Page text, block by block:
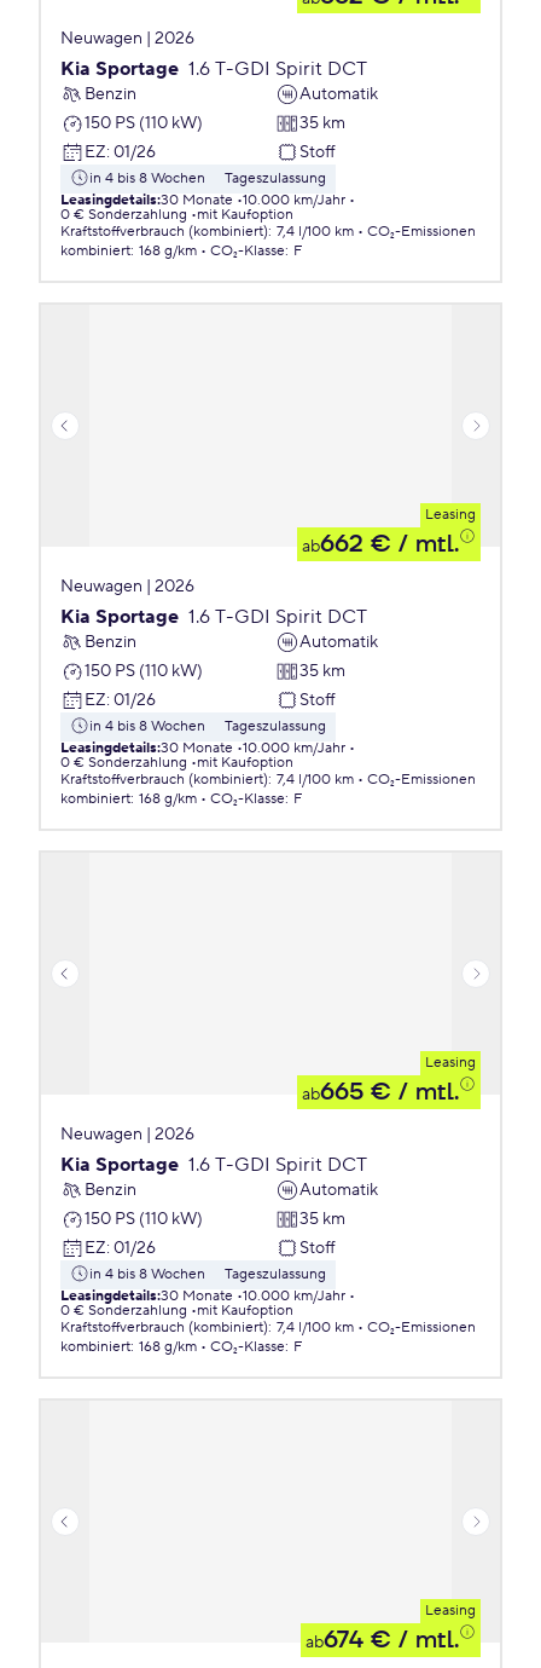
Neuwagen | 2026
Kia Sportage 1.6 T-GDI Spirit DCT
Benzin
Automatik
150 PS (110 kW)
35 km
EZ: 01/26 Stoff
in 4 bis 8 Wochen
Tageszulassung
Leasingdetails:30 Monate 10.000 km/Jahr
0 € Sonderzahlung
mit Kaufoption
Kraftstoffverbrauch (kombiniert): 7,4 l/100 km
CO₂-Emissionen
kombiniert: 168 g/km CO₂-Klasse: F
Leasing
ab662 € / mtl.
Neuwagen | 2026
Kia Sportage 1.6 T-GDI Spirit DCT
Benzin
Automatik
150 PS (110 kW)
35 km
EZ: 01/26 Stoff
in 4 bis 8 Wochen
Tageszulassung
Leasingdetails:30 Monate 10.000 km/Jahr
0 € Sonderzahlung
mit Kaufoption
Kraftstoffverbrauch (kombiniert): 7,4 l/100 km
CO₂-Emissionen
kombiniert: 168 g/km CO₂-Klasse: F
Leasing
ab665 € / mtl.
Neuwagen | 2026
Kia Sportage 1.6 T-GDI Spirit DCT
Benzin
Automatik
150 PS (110 kW)
35 km
EZ: 01/26 Stoff
in 4 bis 8 Wochen
Tageszulassung
Leasingdetails:30 Monate 10.000 km/Jahr
0 € Sonderzahlung
mit Kaufoption
Kraftstoffverbrauch (kombiniert): 7,4 l/100 km
CO₂-Emissionen
kombiniert: 168 g/km CO₂-Klasse: F
Leasing
ab674 € / mtl.